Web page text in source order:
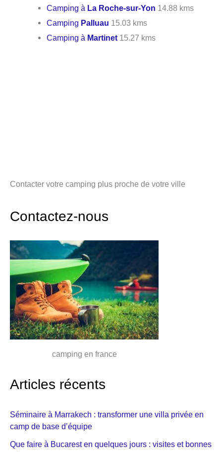
Camping à La Roche-sur-Yon 14.88 kms
Camping Palluau 15.03 kms
Camping à Martinet 15.27 kms
Contacter votre camping plus proche de votre ville
Contactez-nous
camping en france
Articles récents
Séminaire à Marrakech : transformer une villa privée en
camp de base d’équipe
Que faire à Bucarest en quelques jours : visites et bonnes